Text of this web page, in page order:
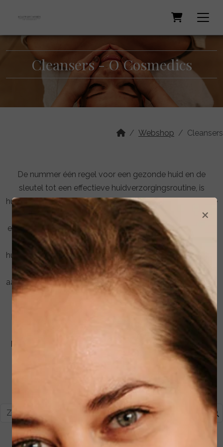
Cleansers - O Cosmedics
Webshop Cleansers
De nummer één regel voor een gezonde huid en de
sleutel tot een effectieve huidverzorgingsroutine, is
huidvoorbereiding. Huidvoorbereiding betekent dat je elke
routine, ongeacht je huidconditie, begint met een
essentiële stap: reinigen en ervoor zorgen dat je de beste
producten hebt om dit te doen. Denk aan
huidvoorbereiding als het canvas van een kunstenaar: een
kunstenaar begint nooit aan een meesterwerk met een
aangetast canvas of zonder de juiste gereedschappen en
jouw huid is niet anders.
De juiste reiniger moet niet alleen zorgen voor een diep
reinigende werking, maar ook de huidbarrière intact
houden. Dit betekent dat het de huid niet mag strippen,
Winkelwagen€ 0,00
×